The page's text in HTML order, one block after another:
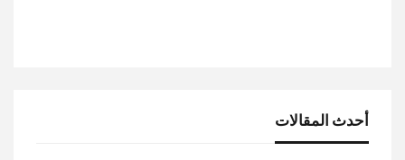
أحدث المقالات